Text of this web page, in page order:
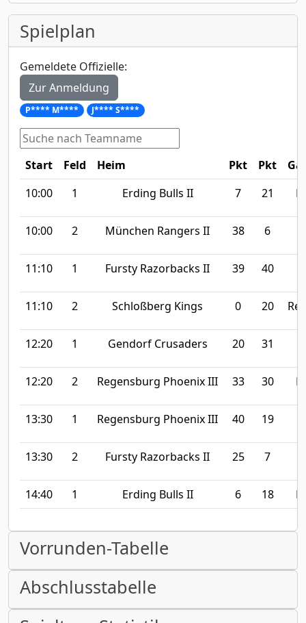
Spielplan
Gemeldete Offizielle:
Zur Anmeldung
P**** M**** J**** S****
Start Feld Heim Pkt Pkt
10:00
1 Erding Bulls II 7 21
10:00 2 München Rangers II 38 6
11:10 1 Fursty Razorbacks II 39 40
11:10 2 Schloßberg Kings 0 20
12:20 1 Gendorf Crusaders 20 31
12:20 2 Regensburg Phoenix III 33 30
13:30 1 Regensburg Phoenix III 40 19
13:30 2 Fursty Razorbacks II 25 7
14:40 1 Erding Bulls II 6 18
Vorrunden-Tabelle
Abschlusstabelle